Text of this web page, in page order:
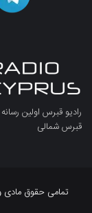
رادیو قبرس اولین
قبرس شمالی
تمامی حقوق مادی